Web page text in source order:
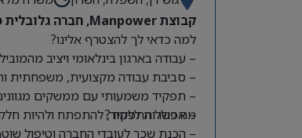
קבוצת Manpower, חברה גלובלית מובילה בעולם משאבי האנוש, מחפשת חשב/ת שכר להצטרף לצוות מנצח!
למה כדאי לך להצטרף אלינו?
– עבודה בארגון בינלאומי ויציב
– סביבת עבודה מקצועית, משפחתית
– תפקיד משמעותי עם ממשקים
– אפשרות ללמוד, להתפתח ולהיות חלק
מה כולל התפקיד?
– הכנת שכר לעובדי החברה וטיפול